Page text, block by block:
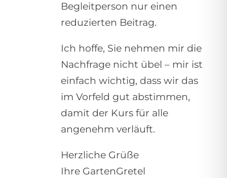
Begleitperson nur einen
reduzierten Beitrag.
Ich hoffe, Sie nehmen mir die
Nachfrage nicht übel – mir ist
einfach wichtig, dass wir das
im Vorfeld gut abstimmen,
damit der Kurs für alle
angenehm verläuft.
Herzliche Grüße
Ihre GartenGretel